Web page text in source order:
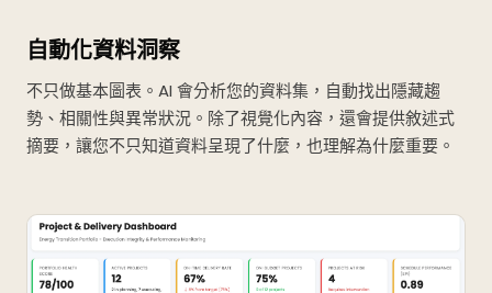
自動化資料洞察
不只做基本圖表。AI 會分析您的資料集，自動找出隱藏趨
勢、相關性與異常狀況。除了視覺化內容，還會提供敘述式
摘要，讓您不只知道資料呈現了什麼，也理解為什麼重要。